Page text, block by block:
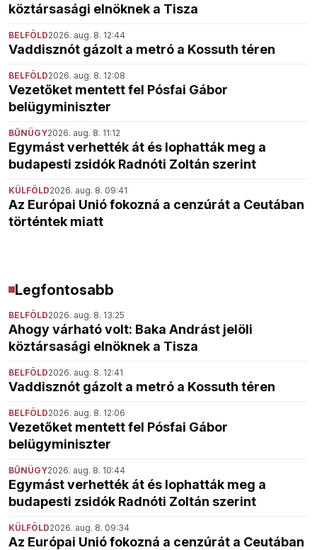
köztársasági elnöknek a Tisza
BELFÖLD2026. aug. 8. 12:44
Vaddisznót gázolt a metró a Kossuth téren
BELFÖLD2026. aug. 8. 12:08
Vezetőket mentett fel Pósfai Gábor
belügyminiszter
BŰNÜGY2026. aug. 8. 11:12
Egymást verhették át és lophatták meg a
budapesti zsidók Radnóti Zoltán szerint
KÜLFÖLD2026. aug. 8. 09:41
Az Európai Unió fokozná a cenzúrát a Ceutában
történtek miatt
Legfontosabb
BELFÖLD2026. aug. 8. 13:25
Ahogy várható volt: Baka Andrást jelöli
köztársasági elnöknek a Tisza
BELFÖLD2026. aug. 8. 12:41
Vaddisznót gázolt a metró a Kossuth téren
BELFÖLD2026. aug. 8. 12:06
Vezetőket mentett fel Pósfai Gábor
belügyminiszter
BŰNÜGY2026. aug. 8. 10:44
Egymást verhették át és lophatták meg a
budapesti zsidók Radnóti Zoltán szerint
KÜLFÖLD2026. aug. 8. 09:34
Az Európai Unió fokozná a cenzúrát a Ceutában